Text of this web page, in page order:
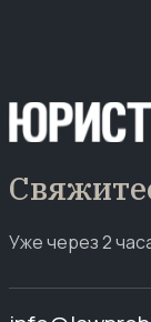
Уже через 2